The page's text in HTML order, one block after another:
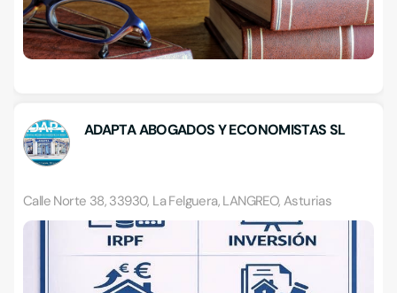
ADAPTA ABOGADOS Y ECONOMISTAS SL
Calle Norte 38, 33930, La Felguera, LANGREO, Asturias